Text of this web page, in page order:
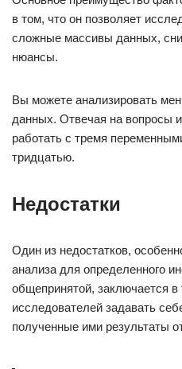
в том, что он позволяет
сложные массивы данных,
нюансы.
Вы можете анализировать
данных. Отвечая на вопросы
работать с тремя
тридцатью.
Недостатки
Один из недостатков,
анализа для определенного
общепринятой, заключается
исследователей задавать
полученные ими результаты